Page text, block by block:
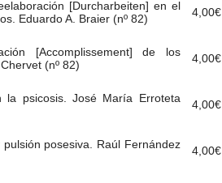
[Durcharbeiten] en el
Eduardo A. Braier (nº 82)
4,00€
[Accomplissement] de los
(nº 82)
4,00€
psicosis. José María Erroteta
4,00€
posesiva. Raúl Fernández
4,00€